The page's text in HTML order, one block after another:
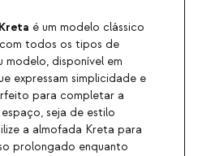
Kreta é um modelo clássico
todos os tipos de
modelo, disponível em
expressam simplicidade e
para completar a
seja de estilo
a almofada Kreta para
prolongado enquanto